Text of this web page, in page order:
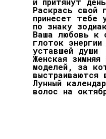
Раскрась свой
принесет тебе
по знаку
Ваша любовь к
глоток
уставшей души
Женская
моделей, за
выстраиваются
Лунный
волос на